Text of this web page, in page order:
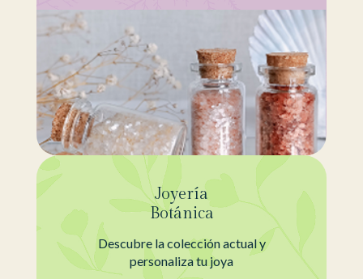
Joyería
Botánica
Descubre la colección actual y
personaliza tu joya